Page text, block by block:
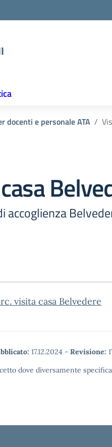
docenti e personale ATA
accoglienza
visita casa Belvedere
17.12.2024 - Revisione:
dove diversamente